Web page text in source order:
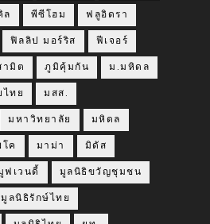
ล พีซีโฮม ฟลูอิดรา
ฟิลลิป มอร์ริส ฟีเจอร์
ามิต ภูมิคุ้มกัน ม.มหิดล
ไทย มสส.
มหาวิทยาลัย มหิดล
ค มาม่า มิดัส
ฟเวนดี้ มูลนิธิขวัญชุมชน
มูลนิธิรักษ์ไทย